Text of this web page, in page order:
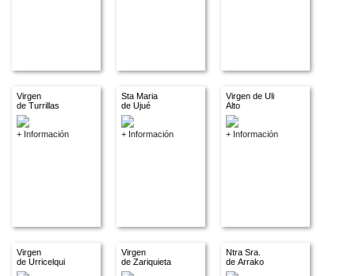
Virgen
de Turrillas
+ Información
Sta Maria
de Ujué
+ Información
Virgen de Uli
Alto
+ Información
Virgen
de Urricelqui
Virgen
de Zariquieta
Ntra Sra.
de Arrako